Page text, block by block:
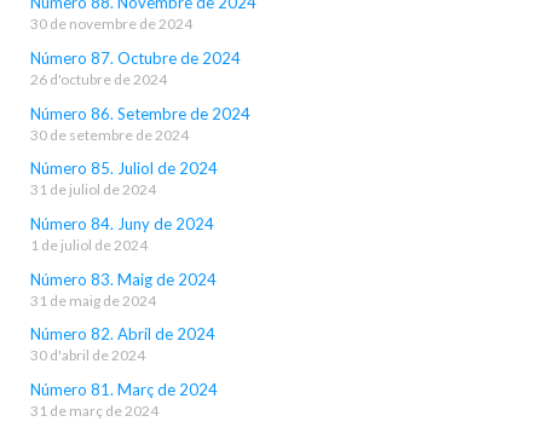
30 de novembre de 2024
Número 87. Octubre de 2024
26 d'octubre de 2024
Número 86. Setembre de 2024
30 de setembre de 2024
Número 85. Juliol de 2024
31 de juliol de 2024
Número 84. Juny de 2024
1 de juliol de 2024
Número 83. Maig de 2024
31 de maig de 2024
Número 82. Abril de 2024
30 d'abril de 2024
Número 81. Març de 2024
31 de març de 2024